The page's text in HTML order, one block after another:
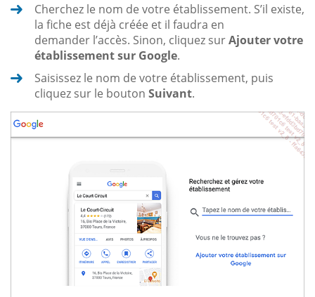
Cherchez le nom de votre établissement. S’il existe,
la fiche est déjà créée et il faudra en
demander l’accès. Sinon, cliquez surAjouter votre
établissement sur Google.
Saisissez le nom de votre établissement, puis
cliquez sur le bouton Suivant.